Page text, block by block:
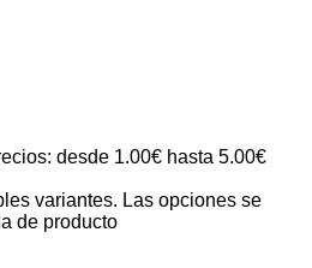
desde 1.00€ hasta 5.00€
variantes. Las opciones se
de producto